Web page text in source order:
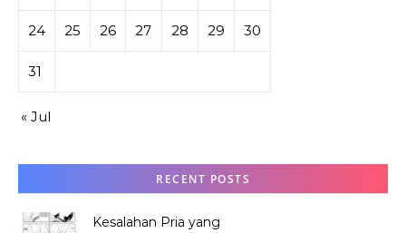
24 25 26 27 28 29 30
31
« Jul
RECENT POSTS
Kesalahan Pria yang